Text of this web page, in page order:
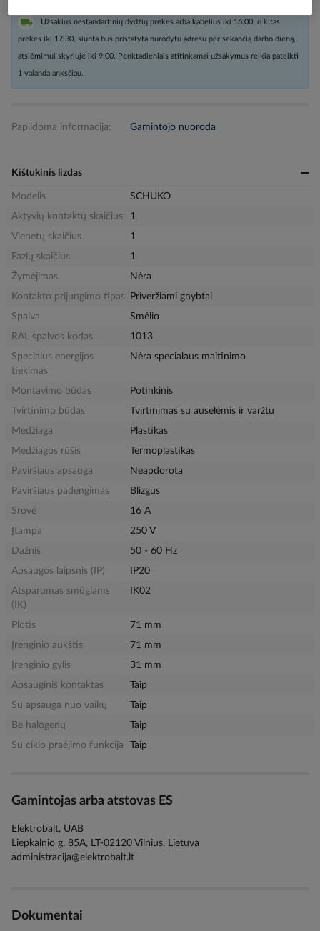
Užsakius nestandartinių dydžių prekes arba kabelius iki 16:00, o kitas
prekes iki 17:30, siunta bus pristatyta nurodytu adresu per sekančią darbo dieną,
atsiėmimui skyriuje iki 9:00. Penktadieniais atitinkamai užsakymus reikia pateikti
1 valanda anksčiau.
Papildoma informacija: Gamintojo nuoroda
Kištukinis lizdas
Modelis
SCHUKO
Aktyvių kontaktų skaičius
1
Vienetų skaičius
1
Fazių skaičius
1
Žymėjimas
Nėra
Kontakto prijungimo tipas
Priveržiami gnybtai
Spalva
Smėlio
RAL spalvos kodas
1013
Specialus energijos
tiekimas
Nėra specialaus maitinimo
Montavimo būdas
Potinkinis
Tvirtinimo būdas
Tvirtinimas su auselėmis ir varžtu
Medžiaga
Plastikas
Medžiagos rūšis
Termoplastikas
Paviršiaus apsauga
Neapdorota
Paviršiaus padengimas
Blizgus
Srovė
16 A
Įtampa
250 V
Dažnis
50 - 60 Hz
Apsaugos laipsnis (IP)
IP20
Atsparumas smūgiams
(IK)
IK02
Plotis
71 mm
Įrenginio aukštis
71 mm
Įrenginio gylis
31 mm
Apsauginis kontaktas
Taip
Su apsauga nuo vaikų
Taip
Be halogenų
Taip
Su ciklo praėjimo funkcija
Taip
Gamintojas arba atstovas ES
Elektrobalt, UAB
Liepkalnio g. 85A, LT-02120 Vilnius, Lietuva
administracija@elektrobalt.lt
Dokumentai